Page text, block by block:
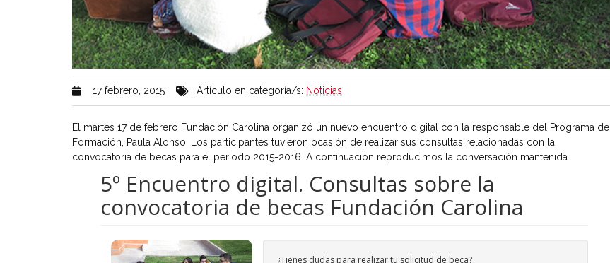
17 febrero, 2015 Artículo en categoría/s: Noticias
El martes 17 de febrero Fundación Carolina organizó un nuevo encuentro digital con la responsable del Programa de
Formación, Paula Alonso. Los participantes tuvieron ocasión de realizar sus consultas relacionadas con la
convocatoria de becas para el periodo 2015-2016. A continuación reproducimos la conversación mantenida.